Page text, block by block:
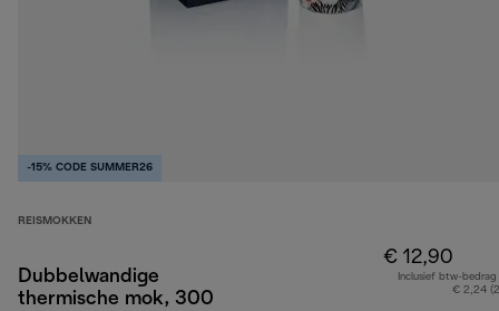
-15% CODE SUMMER26
REISMOKKEN
Dubbelwandige
thermische mok, 300
€ 12,90
Inclusief btw-bedrag
€ 2,24